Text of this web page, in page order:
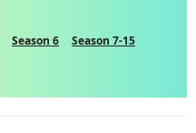
Season 6
Season 7-15